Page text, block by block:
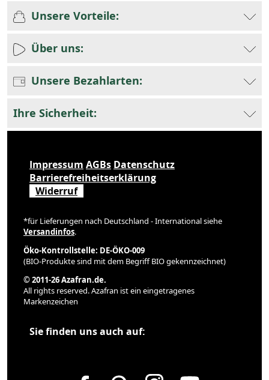
Unsere Vorteile:
Über uns:
Unsere Bezahlarten:
Ihre Sicherheit:
Impressum AGBs Datenschutz
Barrierefreiheitserklärung
Widerruf
*für Lieferungen nach Deutschland - International siehe
Versandinfos.
Öko-Kontrollstelle: DE-ÖKO-009
(BIO-Produkte sind mit dem Begriff BIO gekennzeichnet)
© 2011-26 Azafran.de.
All rights reserved. Azafran ist ein eingetragenes
Markenzeichen
Sie finden uns auch auf: